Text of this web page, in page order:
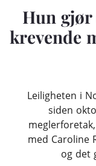
Hun
krevende
Leiligheten i
siden
med Caroline
og det